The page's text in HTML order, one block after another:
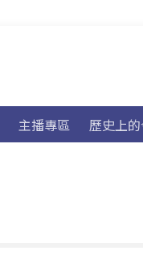
主播專區 歷史上